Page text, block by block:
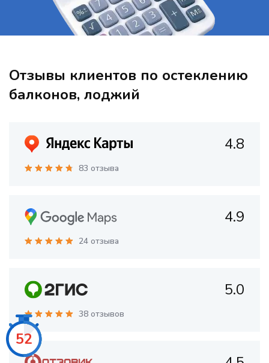
Отзывы клиентов по остеклению
балконов, лоджий
4.8
83 отзыва
4.9
24 отзыва
5.0
38 отзывов
50